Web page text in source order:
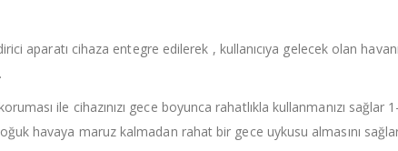
aparatı cihaza entegre edilerek , kullanıcıya gelecek olan
ile cihazınızı gece boyunca rahatlıkla kullanmanızı sağlar
havaya maruz kalmadan rahat bir gece uykusu almasını